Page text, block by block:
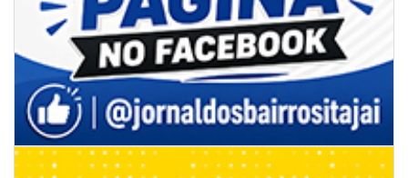
08/08/2026 | 07:00
8º Capoezade promove semana de oficinas gratuitas e atividades
culturais em Itajaí
GERAL